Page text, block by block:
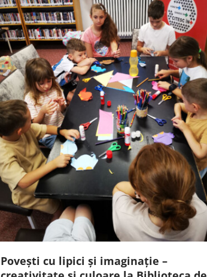
Povești cu lipici și imaginație –